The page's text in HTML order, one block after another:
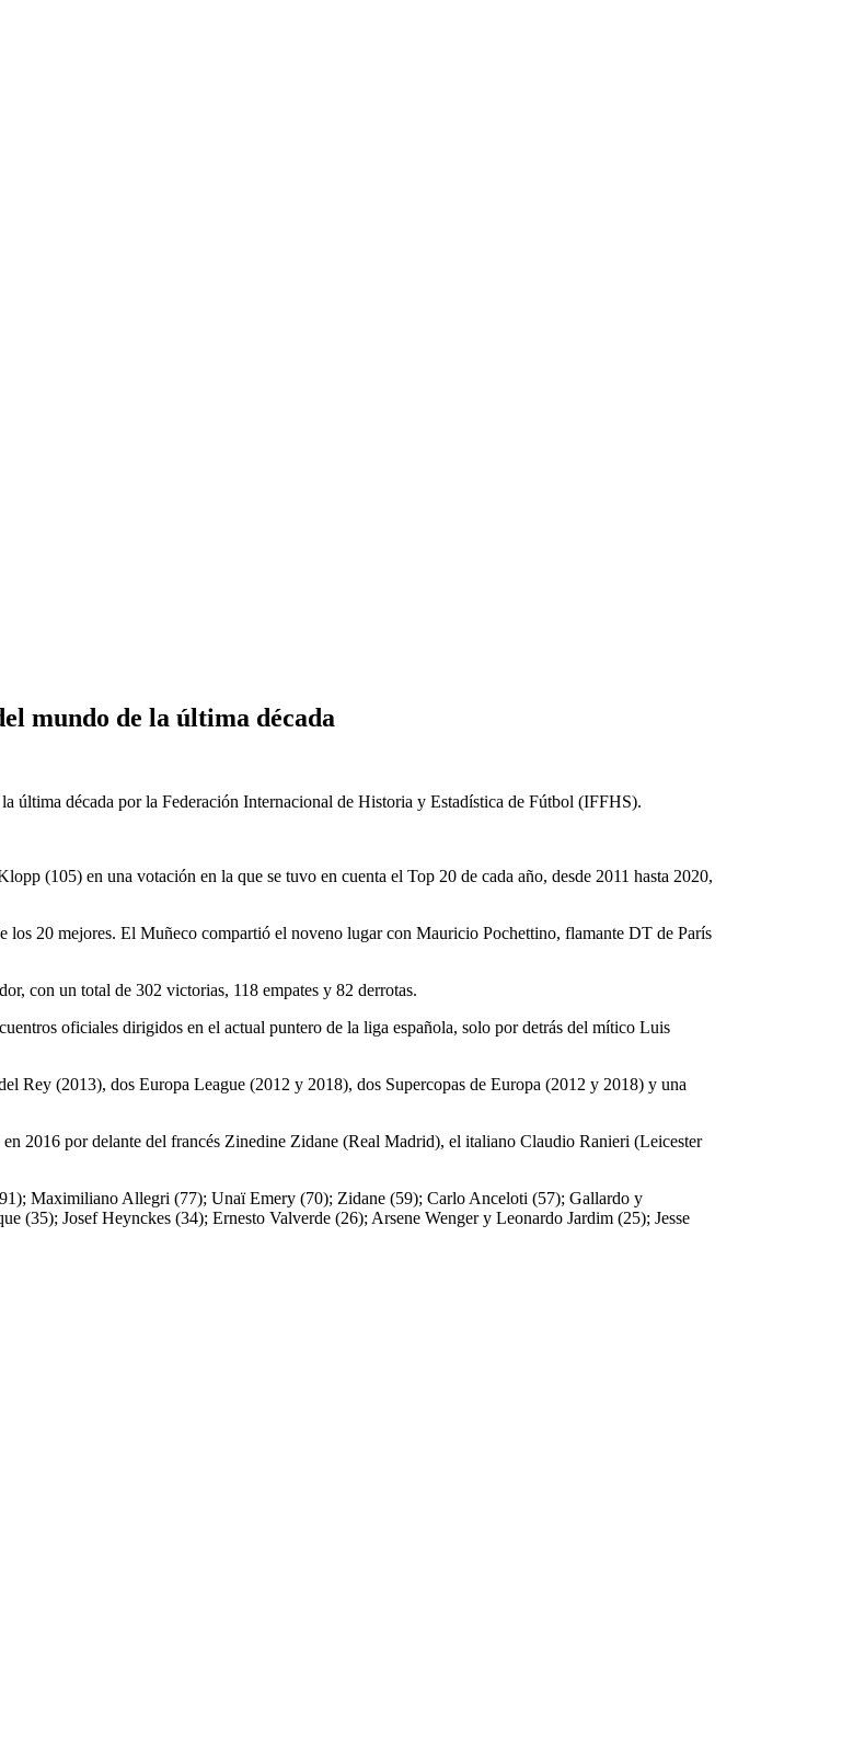
mundo de la última década
década por la Federación Internacional de Historia y Estadística de Fútbol (IFFHS).
(105) en una votación en la que se tuvo en cuenta el Top 20 de cada año, desde 2011 hasta 2020,
20 mejores. El Muñeco compartió el noveno lugar con Mauricio Pochettino, flamante DT de París
con un total de 302 victorias, 118 empates y 82 derrotas.
oficiales dirigidos en el actual puntero de la liga española, solo por detrás del mítico Luis
Rey (2013), dos Europa League (2012 y 2018), dos Supercopas de Europa (2012 y 2018) y una
2016 por delante del francés Zinedine Zidane (Real Madrid), el italiano Claudio Ranieri (Leicester
Maximiliano Allegri (77); Unaï Emery (70); Zidane (59); Carlo Anceloti (57); Gallardo y
Josef Heynckes (34); Ernesto Valverde (26); Arsene Wenger y Leonardo Jardim (25); Jesse